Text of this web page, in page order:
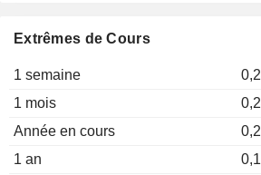
Extrêmes de Cours
1 semaine
1 mois
Année en cours
1 an